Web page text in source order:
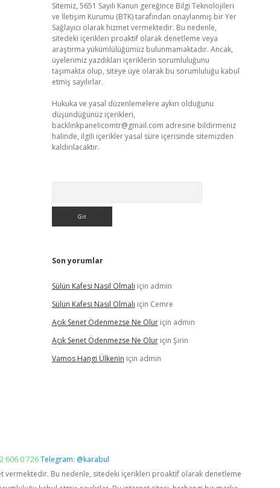
Sitemiz, 5651 Sayılı Kanun gereğince Bilgi Teknolojileri
ve İletişim Kurumu (BTK) tarafından onaylanmış bir Yer
Sağlayıcı olarak hizmet vermektedir. Bu nedenle,
sitedeki içerikleri proaktif olarak denetleme veya
araştırma yükümlülüğümüz bulunmamaktadır. Ancak,
üyelerimiz yazdıkları içeriklerin sorumluluğunu
taşımakta olup, siteye üye olarak bu sorumluluğu kabul
etmiş sayılırlar.
Hukuka ve yasal düzenlemelere aykırı olduğunu
düşündüğünüz içerikleri,
backlinkpanelicomtr@gmail.com adresine bildirmeniz
halinde, ilgili içerikler yasal süre içerisinde sitemizden
kaldırılacaktır.
Son yorumlar
Sülün Kafesi Nasıl Olmalı için admin
Sülün Kafesi Nasıl Olmalı için Cemre
Açık Senet Ödenmezse Ne Oluriçin admin
Açık Senet Ödenmezse Ne Oluriçin Şirin
Vamos Hangi Ülkenin için admin
606 0 726Telegram: @karabul
vermektedir. Bu nedenle, sitedeki içerikleri proaktif olarak denetleme